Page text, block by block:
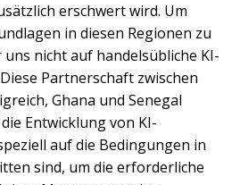
erschwert wird. Um
in diesen Regionen zu
nicht auf handelsübliche KI-
Partnerschaft zwischen
Ghana und Senegal
Entwicklung von KI-
auf die Bedingungen in
sind, um die erforderliche